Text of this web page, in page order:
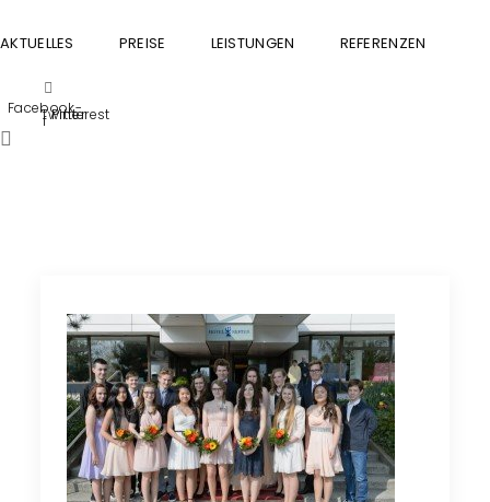
AKTUELLES PREISE LEISTUNGEN REFERENZEN
Facebook-
f
Twitter
Pinterest